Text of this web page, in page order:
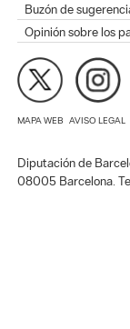
Buzón de
Opinión sobre los
MAPA WEB AVISO LEGAL
Diputación de
08005 Barcelona.